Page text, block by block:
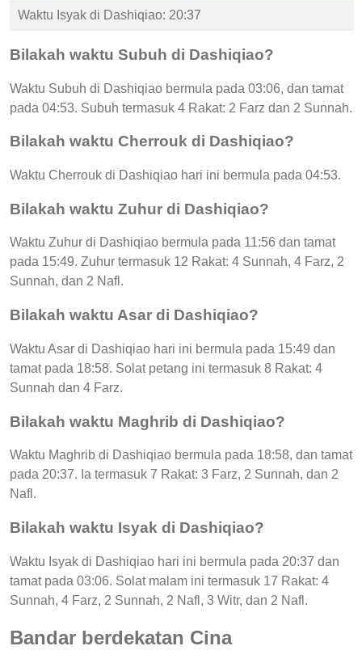
Waktu Isyak di Dashiqiao: 20:37
Bilakah waktu Subuh di Dashiqiao?
Waktu Subuh di Dashiqiao bermula pada 03:06, dan tamat
pada 04:53. Subuh termasuk 4 Rakat: 2 Farz dan 2 Sunnah.
Bilakah waktu Cherrouk di Dashiqiao?
Waktu Cherrouk di Dashiqiao hari ini bermula pada 04:53.
Bilakah waktu Zuhur di Dashiqiao?
Waktu Zuhur di Dashiqiao bermula pada 11:56 dan tamat
pada 15:49. Zuhur termasuk 12 Rakat: 4 Sunnah, 4 Farz, 2
Sunnah, dan 2 Nafl.
Bilakah waktu Asar di Dashiqiao?
Waktu Asar di Dashiqiao hari ini bermula pada 15:49 dan
tamat pada 18:58. Solat petang ini termasuk 8 Rakat: 4
Sunnah dan 4 Farz.
Bilakah waktu Maghrib di Dashiqiao?
Waktu Maghrib di Dashiqiao bermula pada 18:58, dan tamat
pada 20:37. Ia termasuk 7 Rakat: 3 Farz, 2 Sunnah, dan 2
Nafl.
Bilakah waktu Isyak di Dashiqiao?
Waktu Isyak di Dashiqiao hari ini bermula pada 20:37 dan
tamat pada 03:06. Solat malam ini termasuk 17 Rakat: 4
Sunnah, 4 Farz, 2 Sunnah, 2 Nafl, 3 Witr, dan 2 Nafl.
Bandar berdekatan Cina